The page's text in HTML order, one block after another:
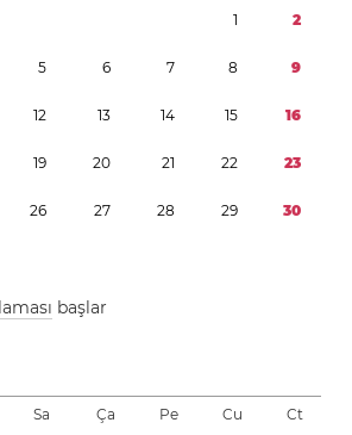
1 2
5 6 7 8 9
12 13 14 15 16
19 20 21 22 23
26 27 28 29 30
başlar
Sa Ça Pe Cu Ct